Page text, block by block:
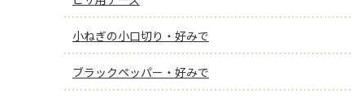
小ねぎの小口切り・好みで
ブラックペッパー・好みで